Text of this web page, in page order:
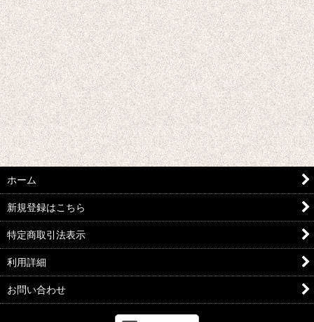
絞り込む
ホーム
新規登録はこちら
特定商取引法表示
利用詳細
お問い合わせ